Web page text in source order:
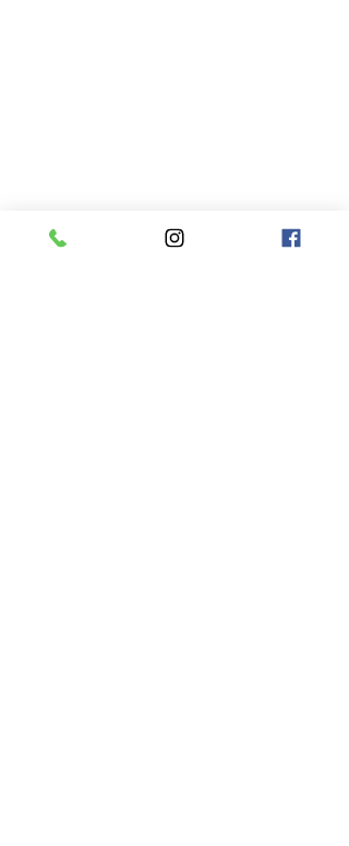
Infolettre